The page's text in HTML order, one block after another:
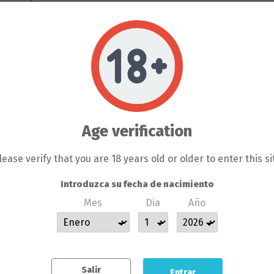
Age verification
verify that you are 18 years old or older to enter this
Introduzca su fecha de nacimiento
Mes Dia Año
Salir
QUE SE VENDEN EN
PARA LA HORTICULTURA
DEL PROPIO BANCO DE
EL COLECCIONISMO, NO SE
CLIENTE DE LLAMAS GROW
SERÁ BAJO SU RESPONSABILIDAD
SE HACE RESPONSABLE DE
COMETIDAS POR LOS CLIENTES